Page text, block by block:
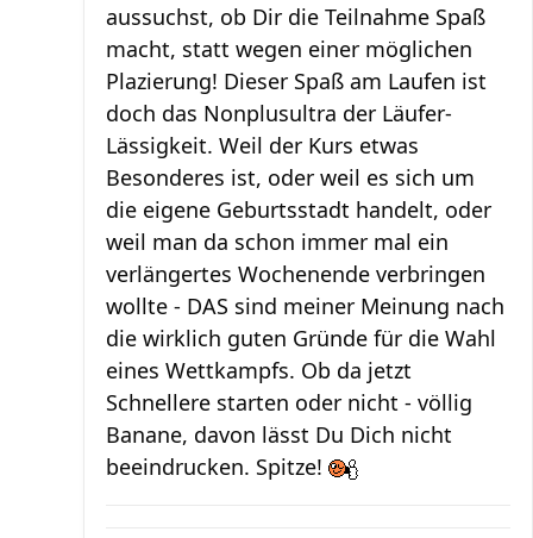
aussuchst, ob Dir die Teilnahme Spaß
macht, statt wegen einer möglichen
Plazierung! Dieser Spaß am Laufen ist
doch das Nonplusultra der Läufer-
Lässigkeit. Weil der Kurs etwas
Besonderes ist, oder weil es sich um
die eigene Geburtsstadt handelt, oder
weil man da schon immer mal ein
verlängertes Wochenende verbringen
wollte - DAS sind meiner Meinung nach
die wirklich guten Gründe für die Wahl
eines Wettkampfs. Ob da jetzt
Schnellere starten oder nicht - völlig
Banane, davon lässt Du Dich nicht
beeindrucken. Spitze!